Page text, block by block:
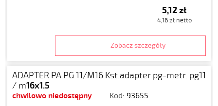
5,12 zł
4,16 zł netto
Zobacz szczegóły
ADAPTER PA PG 11/M16 Kst.adapter pg-metr. pg11
/ m16x1.5
chwilowo niedostępny Kod: 93655